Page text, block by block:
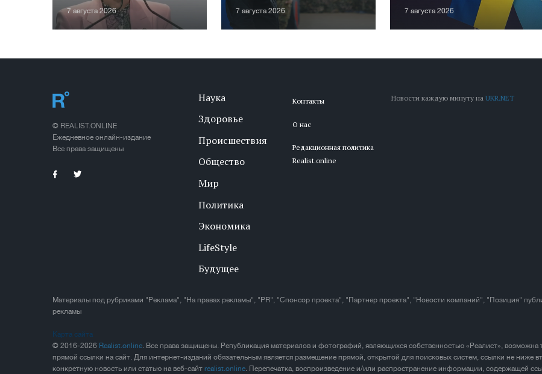
7 августа 2026 7 августа 2026 7 августа 2026
© REALIST.ONLINE
Ежедневное онлайн-издание
Все права защищены
Наука
Здоровье
Происшествия
Общество
Мир
Политика
Экономика
LifeStyle
Будущее
Контакты
О нас
Редакционная политика
Realist.online
Новости каждую минуту наUKR.NET
Материалы под рубриками "Реклама", "На правах рекламы", "PR", "Спонсор проекта", "Партнер проекта", "Новости компаний", "Позиция"
рекламы
Карта сайта
© 2016-2026 Realist.online. Все права защищены. Републикация материалов и фотографий, являющихся собственностью «Реалист», возможна
прямой ссылки на сайт. Для интернет-изданий обязательным является размещение прямой, открытой для поисковых систем, ссылки не ниже
конкретную новость или статью на веб-сайтrealist.online. Перепечатка, воспроизведение и/или распространение информации, содержащей